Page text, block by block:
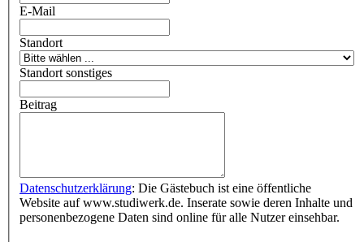
E-Mail
Standort
Standort sonstiges
Beitrag
Datenschutzerklärung: Die Gästebuch ist eine öffentliche
Website auf www.studiwerk.de. Inserate sowie deren Inhalte und
personenbezogene Daten sind online für alle Nutzer einsehbar.